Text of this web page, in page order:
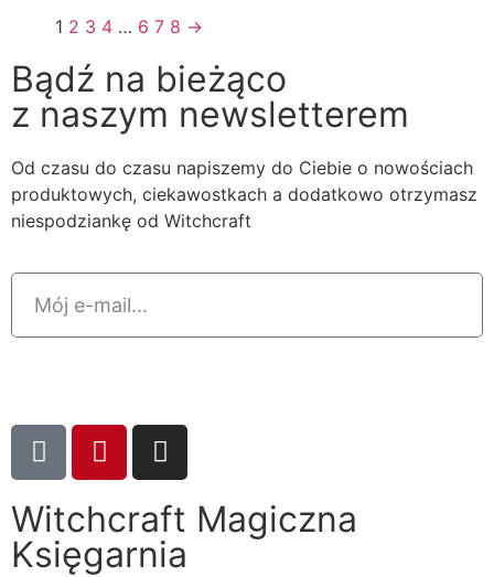
1 2 3 4 … 6 7 8 →
Bądź na bieżąco
z naszym newsletterem
Od czasu do czasu napiszemy do Ciebie o nowościach
produktowych, ciekawostkach a dodatkowo otrzymasz
niespodziankę od Witchcraft
Witchcraft Magiczna
Księgarnia